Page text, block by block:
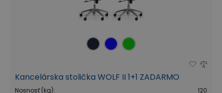
Kancelárska stolička WOLF II 1+1 ZADARMO
Nosnosť (kg):
120